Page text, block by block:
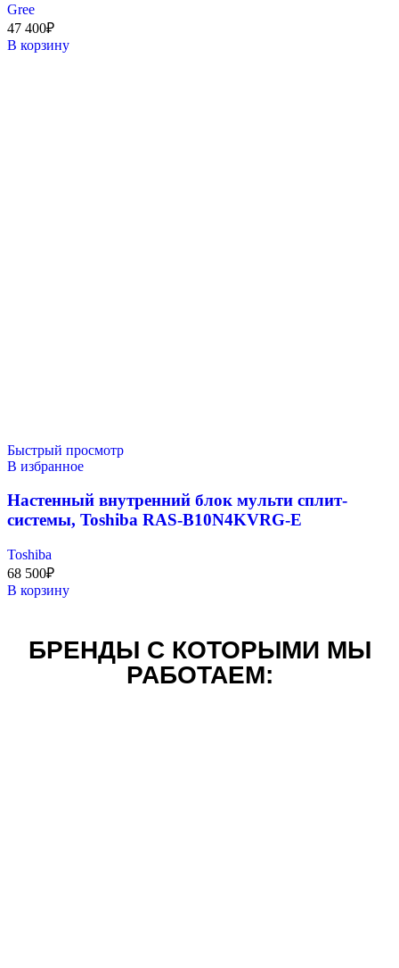
Gree
47 400₽
В корзину
Быстрый просмотр
В избранное
Настенный внутренний блок мульти сплит-
системы, Toshiba RAS-B10N4KVRG-E
Toshiba
68 500₽
В корзину
БРЕНДЫ С КОТОРЫМИ МЫ
РАБОТАЕМ: